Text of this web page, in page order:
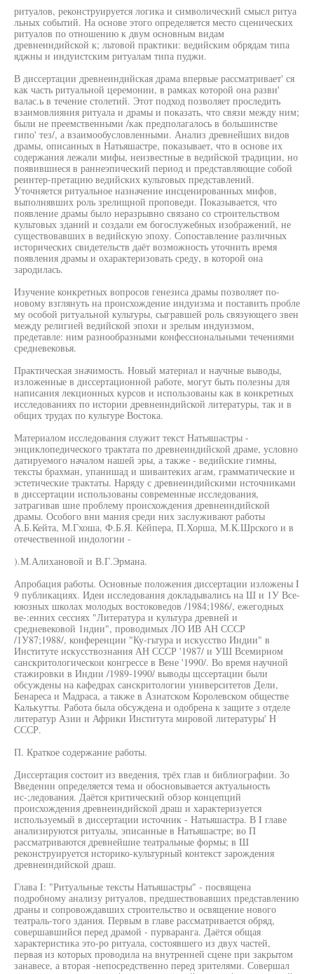
ритуалов, реконструируется логика и символический смысл ритуа
льных событий. На основе этого определяется место сценических
ритуалов по отношению к двум основным видам
древнеиндийской к; льтовой практики: ведийским обрядам типа
яджны и индуистским ритуалам типа пуджи.
В диссертации древнеиндийская драма впервые рассматривает' ся
как часть ритуальной церемонии, в рамках которой она разви'
валас.ь в течение столетий. Этот подход позволяет проследить
взаимовлияния ритуала и драмы и показать, что связи между ним;
были не преемственными /как предполагалось в большинстве
гипо' тез/, а взаимообусловленными. Анализ древнейших видов
драмы, описанных в Натьяшастре, показывает, что в основе их
содержания лежали мифы, неизвестные в ведийской традиции, но
появившиеся в раннеэпический период и представляющие собой
реинтер-претацию ведийских культовых представлений.
Уточняется ритуальное назначение инсценированных мифов,
выполнявших роль зрелищной проповеди. Показывается, что
появление драмы было неразрывно связано со строительством
культовых зданий и создали ем богослужебных изображений, не
существовавших в ведийскую эпоху. Сопоставление различных
исторических свидетельств даёт возможность уточнить время
появления драмы и охарактеризовать среду, в которой она
зародилась.
Изучение конкретных вопросов генезиса драмы позволяет по-
новому взглянуть на происхождение индуизма и поставить пробле
му особой ритуальной культуры, сыгравшей роль связующего звен
между религией ведийской эпохи и зрелым индуизмом,
предетавле: ним разнообразными конфессиональными течениями
средневековья.
Практическая значимость. Новый материал и научные выводы,
изложенные в диссертационной работе, могут быть полезны для
написания лекционных курсов и использованы как в конкретных
исследованиях по истории древнеиндийской литературы, так и в
общих трудах по культуре Востока.
Материалом исследования служит текст Натьяшастры -
энциклопедического трактата по древнеиндийской драме, условно
датируемого началом нашей эры, а также - ведийские гимны,
тексты брахман, упанишад и шиваитеких агам, грамматические и
эстетические трактаты. Наряду с древнеиндийскими источниками
в диссертации использованы современные исследования,
затрагивав шие проблему происхождения древнеиндийской
драмы. Особого вни мания среди них заслуживают работы
А.Б.Кейта, М.Гхоша, Ф.Б.Я. Кёйпера, П.Хорша, М.К.Шрского и в
отечественной индологии -
).М.Алихановой и В.Г.Эрмана.
Апробация работы. Основные положения диссертации изложены I
9 публикациях. Идеи исследования докладывались на Ш и 1У Все-
ююзных школах молодых востоковедов /1984;1986/, ежегодных
ве-:енних сессиях "Литература и культура древней и
средневековой 1ндии", проводимых ЛО ИВ АН СССР
/1У87;1988/, конференции "Ку-гьтура и искусство Индии" в
Институте искусствознания АН СССР '1987/ и УШ Всемирном
санскритологическои конгрессе в Вене '1990/. Во время научной
стажировки в Индии /1989-1990/ выводы щссертации были
обсуждены на кафедрах санскритологии университетов Дели,
Бенареса и Мадраса, а также в Азиатском Королевском обществе
Калькутты. Работа была обсуждена и одобрена к защите з отделе
литератур Азии и Африки Института мировой литературы' Н
СССР.
П. Краткое содержание работы.
Диссертация состоит из введения, трёх глав и библиографии. Зо
Введении определяется тема и обосновывается актуальность
ис-;ледования. Даётся критический обзор концепций
происхождения древнеиндийской драш и характеризуется
используемый в диссертации источник - Натьяшастра. В I главе
анализируются ритуалы, эписанные в Натьяшастре; во П
рассматриваются древнейшие театральные формы; в Ш
реконструируется историко-культурный контекст зарождения
древнеиндийской драш.
Глава I: "Ритуальные тексты Натьяшастры" - посвящена
подробному анализу ритуалов, предшествовавших представлению
драны и сопровождавших строительство и освящение нового
театраль-того здания. Первым в главе рассматривается обряд,
совершавшийся перед драмой - пурваранга. Даётся общая
характеристика это-ро ритуала, состоявшего из двух частей,
первая из которых проводила на внутренней сцене при закрытом
занавесе, а вторая -непосредственно перед зрителями. Совершал